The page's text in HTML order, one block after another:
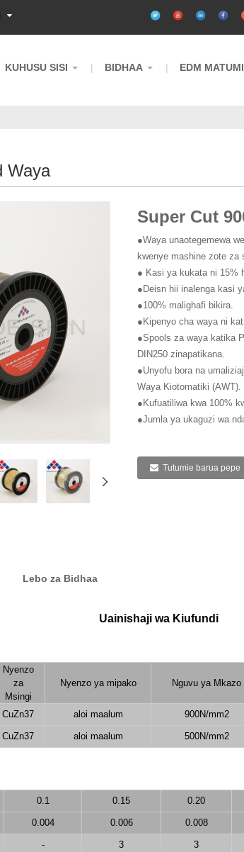
KUHUSU SISI BIDHAA EDM
Waya
Super Cut
●Waya unaotegemewa
kwenye mashine zote za
● Kasi ya kukata ni 15%
●Deisn hii inalenga kasi
●100% malighafi bikira.
●Kipenyo cha waya ni
●Spools za waya katika
DIN250 zinapatikana.
●Unyofu bora na
Waya Kiotomatiki (AWT).
●Kufuatiliwa kwa 100%
●Jumla ya ukaguzi wa
Tutumie barua pepe
Lebo za Bidhaa
Uainishaji wa Kiufundi
Nyenzo
za
Msingi
Nyenzo ya mipako Nguvu ya Mkazo
CuZn37 aloi maalum 900N/mm2
CuZn37 aloi maalum 500N/mm2
0.1 0.15 0.20
0.004 0.006 0.008
- 3 3